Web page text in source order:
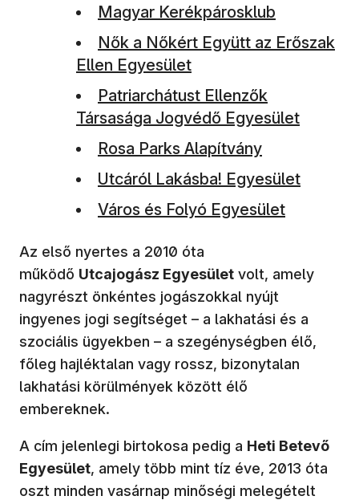
(új ablakban nyílik meg)
Magyar Kerékpárosklub
(új ablakban nyílik meg)
Nők a Nőkért Együtt az Erőszak
Ellen Egyesület
(új ablakban nyílik meg)
Patriarchátust Ellenzők
Társasága Jogvédő Egyesület
(új ablakban nyílik meg)
Rosa Parks Alapítvány
(új ablakban nyílik meg)
Utcáról Lakásba! Egyesület
(új ablakban nyílik meg)
Város és Folyó Egyesület
Az első nyertes a 2010 óta
működő Utcajogász Egyesület volt, amely
nagyrészt önkéntes jogászokkal nyújt
ingyenes jogi segítséget – a lakhatási és a
szociális ügyekben – a szegénységben élő,
főleg hajléktalan vagy rossz, bizonytalan
lakhatási körülmények között élő
embereknek.
A cím jelenlegi birtokosa pedig a Heti Betevő
Egyesület, amely több mint tíz éve, 2013 óta
oszt minden vasárnap minőségi melegételt